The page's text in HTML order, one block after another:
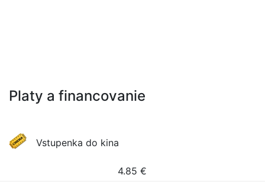
Platy a financovanie
Vstupenka do kina
4.85 €